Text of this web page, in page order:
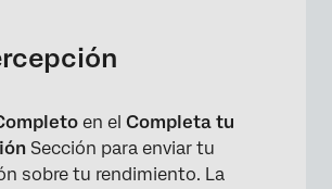
en el Completa tu
Sección para enviar tu
sobre tu rendimiento. La